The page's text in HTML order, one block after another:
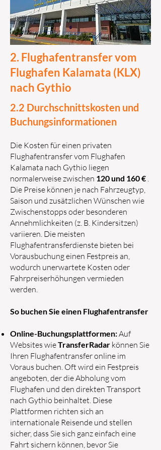
2. Flughafentransfer vom
Flughafen Kalamata (KLX)
nach Gythio
2.2 Durchschnittskosten und
Buchungsinformationen
Die Kosten für einen privaten
Flughafentransfer vom Flughafen
Kalamata nach Gythio liegen
normalerweise zwischen 120 und 160 € .
Die Preise können je nach Fahrzeugtyp,
Saison und zusätzlichen Wünschen wie
Zwischenstopps oder besonderen
Annehmlichkeiten (z. B. Kindersitzen)
variieren. Die meisten
Flughafentransferdienste bieten bei
Vorausbuchung einen Festpreis an,
wodurch unerwartete Kosten oder
Fahrpreiserhöhungen vermieden
werden.
So buchen Sie einen Flughafentransfer
Online-Buchungsplattformen:Auf
Websites wieTransferRadar können Sie
Ihren Flughafentransfer online im
Voraus buchen. Oft wird ein Festpreis
angeboten, der die Abholung vom
Flughafen und den direkten Transport
nach Gythio beinhaltet. Diese
Plattformen richten sich an
internationale Reisende und stellen
sicher, dass Sie sich ganz einfach eine
Fahrt sichern können, bevor Sie